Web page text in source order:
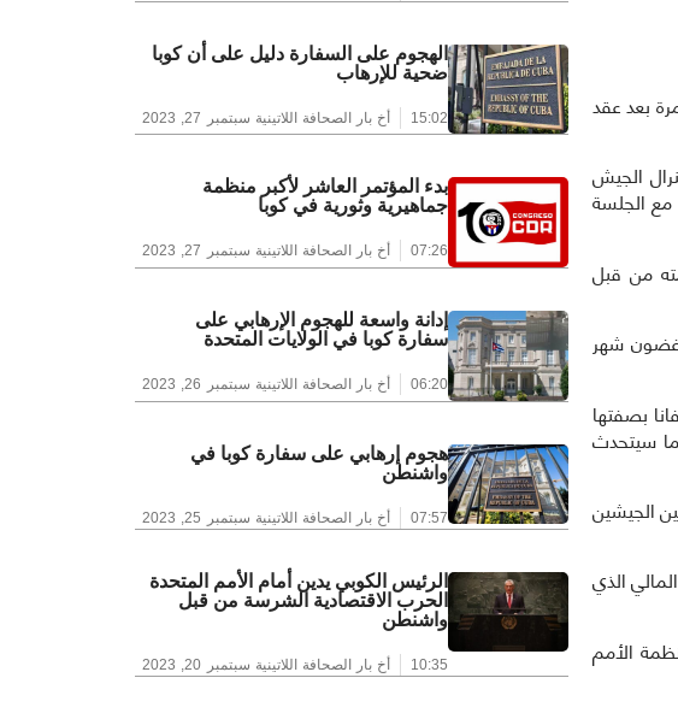
بعد عقد
الجيش
مع الجلسة
من قبل
غضون شهر
بصفتها
سيتحدث
الجيشين
الذي
الأمم
الهجوم على السفارة دليل على أن كوبا
ضحية للإرهاب
15:02 أخ بار الصحافة اللاتينية سبتمبر 27, 2023
بدء المؤتمر العاشر لأكبر منظمة
جماهيرية وثورية في كوبا
07:26 أخ بار الصحافة اللاتينية سبتمبر 27, 2023
إدانة واسعة للهجوم الإرهابي على
سفارة كوبا في الولايات المتحدة
06:20 أخ بار الصحافة اللاتينية سبتمبر 26, 2023
هجوم إرهابي على سفارة كوبا في
واشنطن
07:57 أخ بار الصحافة اللاتينية سبتمبر 25, 2023
الرئيس الكوبي يدين أمام الأمم المتحدة
الحرب الاقتصادية الشرسة من قبل
واشنطن
10:35 أخ بار الصحافة اللاتينية سبتمبر 20, 2023